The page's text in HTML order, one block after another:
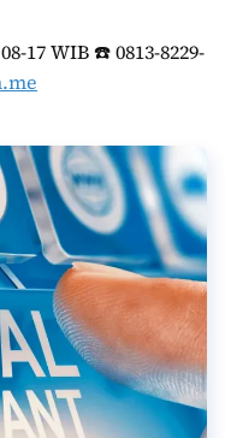
17 WIB ☎️ 0813-8229-